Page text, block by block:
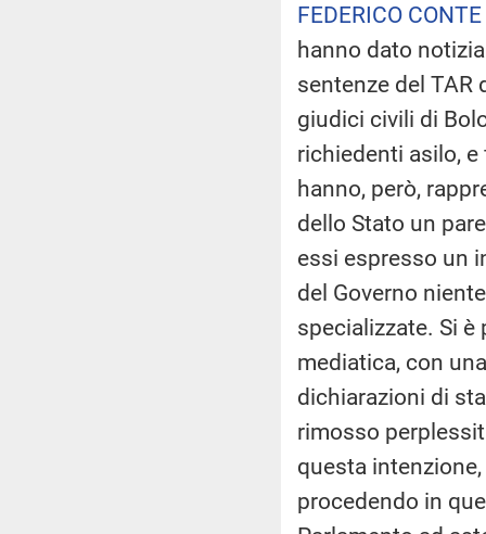
FEDERICO CONTE
hanno dato
sentenze del TAR
giudici civili di
richiedenti asilo,
hanno, però,
dello Stato un
essi espresso un
del Governo
specializzate. Si è
mediatica, con
dichiarazioni di
rimosso
questa
procedendo in